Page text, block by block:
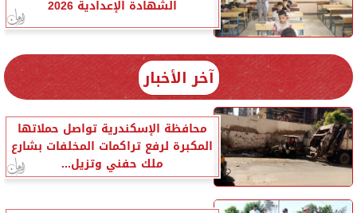
الشهادة الإعدادية 2026
آخر الأخبار
محافظة الإسكندرية تواصل حملاتها
المكبرة لرفع تراكمات المخلفات بشارع
ملك حفني وتزيل...